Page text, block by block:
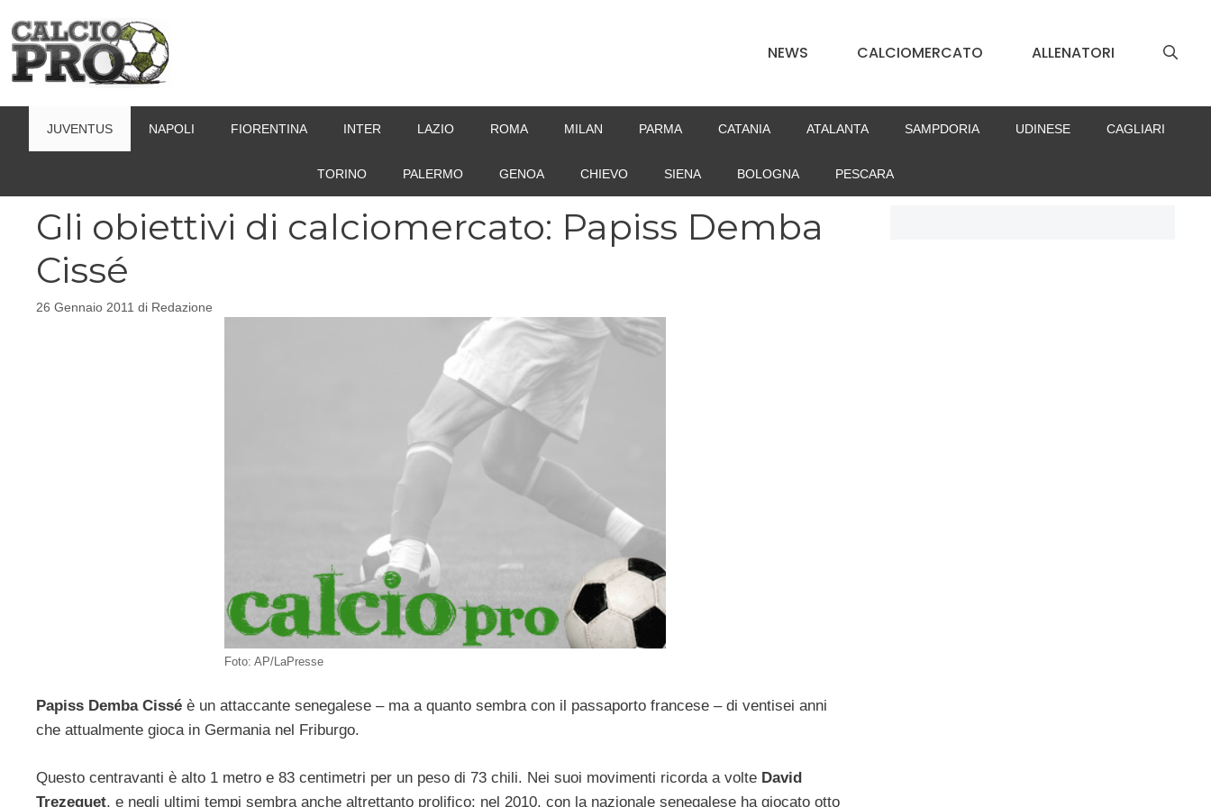
contenuto
NEWS CALCIOMERCATO ALLENATORI
JUVENTUS NAPOLI FIORENTINA INTER LAZIO ROMA MILAN PARMA CATANIA ATALANTA SAMPDORIA UDINESE CAGLIARI
TORINO PALERMO GENOA CHIEVO SIENA BOLOGNA PESCARA
Gli obiettivi di calciomercato: Papiss Demba
Cissé
26 Gennaio 2011 di Redazione
Foto: AP/LaPresse
Papiss Demba Cissé è un attaccante senegalese – ma a quanto sembra con il passaporto francese – di ventisei anni
che attualmente gioca in Germania nel Friburgo.
Questo centravanti è alto 1 metro e 83 centimetri per un peso di 73 chili. Nei suoi movimenti ricorda a volte David
Trezeguet, e negli ultimi tempi sembra anche altrettanto prolifico: nel 2010, con la nazionale senegalese ha giocato otto